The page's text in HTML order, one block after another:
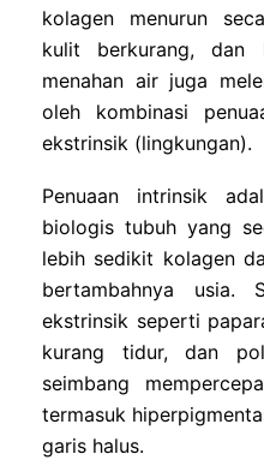
kolagen menurun
kulit berkurang, dan
menahan air juga
oleh kombinasi
ekstrinsik (lingkungan).
Penuaan intrinsik
biologis tubuh yang
lebih sedikit kolagen
bertambahnya usia.
ekstrinsik seperti
kurang tidur, dan
seimbang
termasuk
garis halus.